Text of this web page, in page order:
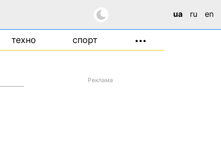
ua ru en
техно спорт •••
Реклама